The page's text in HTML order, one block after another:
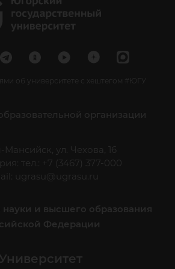
об университете с хештегом #ЮГУ
организации
Мансийск, ул. Чехова, 16
тел.: +7 (3467) 377-000
ugrasu@ugrasu.ru
и высшего образования
Федерации
Университет